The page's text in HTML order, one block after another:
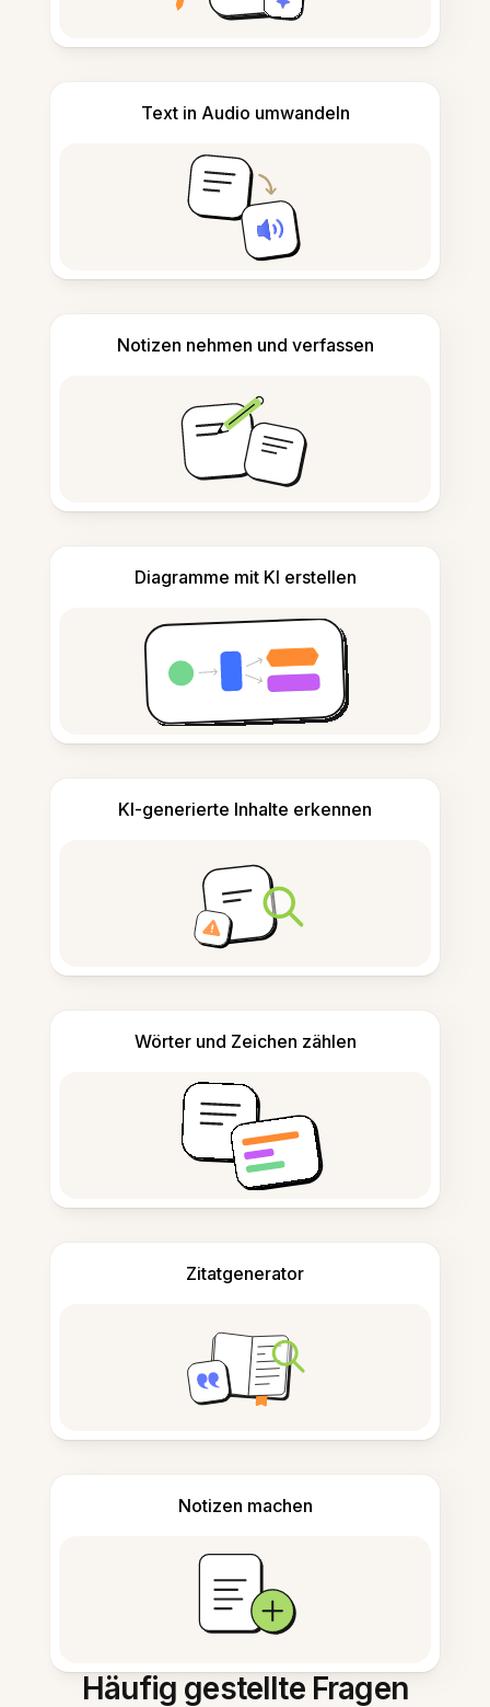
Text in Audio umwandeln
Notizen nehmen und verfassen
Diagramme mit KI erstellen
KI-generierte Inhalte erkennen
Wörter und Zeichen zählen
Zitatgenerator
Notizen machen
Häufig gestellte Fragen